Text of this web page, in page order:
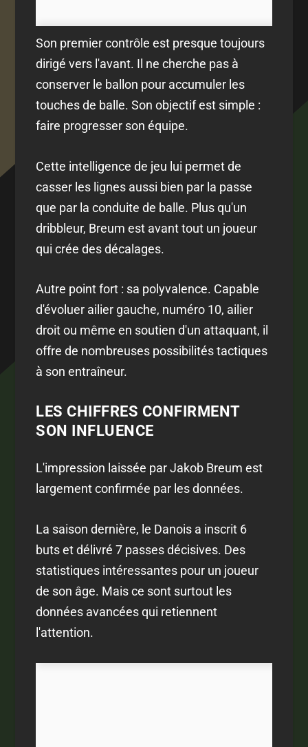
Son premier contrôle est presque toujours
dirigé vers l'avant. Il ne cherche pas à
conserver le ballon pour accumuler les
touches de balle. Son objectif est simple :
faire progresser son équipe.
Cette intelligence de jeu lui permet de
casser les lignes aussi bien par la passe
que par la conduite de balle. Plus qu'un
dribbleur, Breum est avant tout un joueur
qui crée des décalages.
Autre point fort : sa polyvalence. Capable
d'évoluer ailier gauche, numéro 10, ailier
droit ou même en soutien d'un attaquant, il
offre de nombreuses possibilités tactiques
à son entraîneur.
LES CHIFFRES CONFIRMENT
SON INFLUENCE
L'impression laissée par Jakob Breum est
largement confirmée par les données.
La saison dernière, le Danois a inscrit 6
buts et délivré 7 passes décisives. Des
statistiques intéressantes pour un joueur
de son âge. Mais ce sont surtout les
données avancées qui retiennent
l'attention.